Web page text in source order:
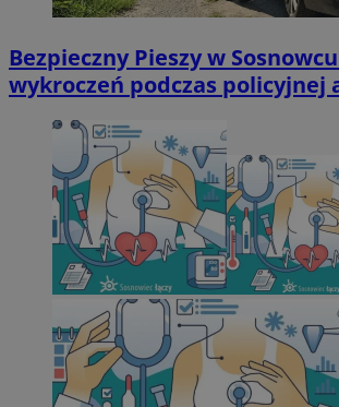
Bezpieczny Pieszy w
wykroczeń podczas policyjnej